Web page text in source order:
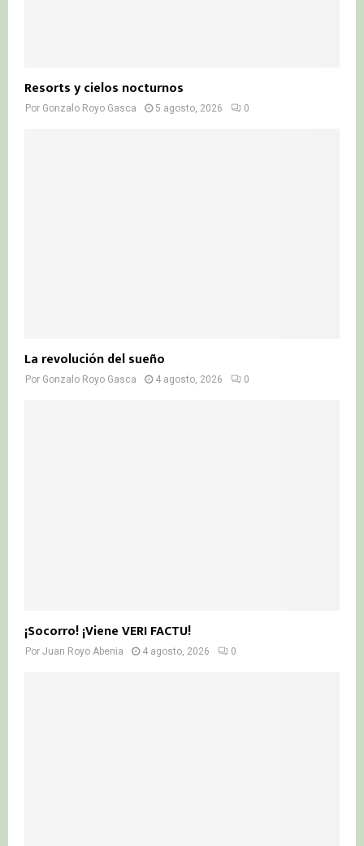
Resorts y cielos nocturnos
Por Gonzalo Royo Gasca 5 agosto, 2026 0
La revolución del sueño
Por Gonzalo Royo Gasca 4 agosto, 2026 0
¡Socorro! ¡Viene VERI FACTU!
Por Juan Royo Abenia 4 agosto, 2026 0